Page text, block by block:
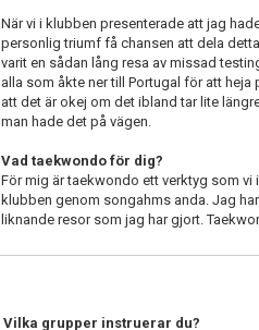
När vi i klubben presenterade att jag
personlig triumf få chansen att dela
varit en sådan lång resa av missad
alla som åkte ner till Portugal för att
att det är okej om det ibland tar lite
man hade det på vägen.
Vad taekwondo för dig?
För mig är taekwondo ett verktyg som
klubben genom songahms anda. Jag
liknande resor som jag har gjort.
Vilka grupper instruerar du?